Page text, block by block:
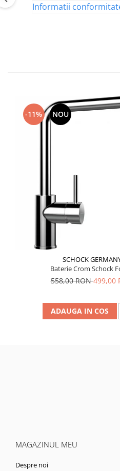
Informatii
-11% NOU
SCHOCK
Baterie Crom Schock
558,00 RON499,00
ADAUGA IN COS
MAGAZINUL MEU
Despre noi